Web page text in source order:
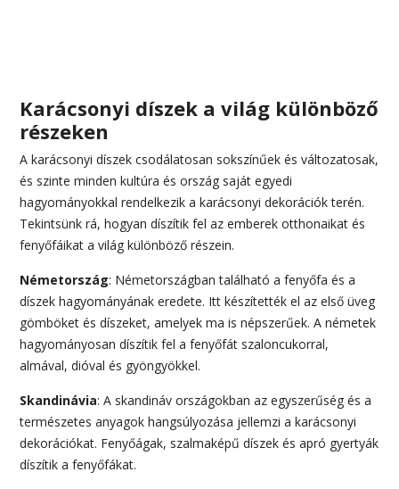
Karácsonyi díszek a világ különböző
részeken
A karácsonyi díszek csodálatosan sokszínűek és változatosak,
és szinte minden kultúra és ország saját egyedi
hagyományokkal rendelkezik a karácsonyi dekorációk terén.
Tekintsünk rá, hogyan díszítik fel az emberek otthonaikat és
fenyőfáikat a világ különböző részein.
Németország: Németországban található a fenyőfa és a
díszek hagyományának eredete. Itt készítették el az első üveg
gömböket és díszeket, amelyek ma is népszerűek. A németek
hagyományosan díszítik fel a fenyőfát szaloncukorral,
almával, dióval és gyöngyökkel.
Skandinávia: A skandináv országokban az egyszerűség és a
természetes anyagok hangsúlyozása jellemzi a karácsonyi
dekorációkat. Fenyőágak, szalmaképű díszek és apró gyertyák
díszítik a fenyőfákat.